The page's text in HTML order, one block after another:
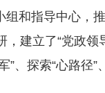
组和指导中心，
，建立了“党政
、探索“心路径